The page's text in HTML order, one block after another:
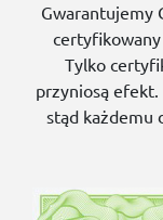
Gwarantujemy
Tylko
przyniosą
stąd każdemu